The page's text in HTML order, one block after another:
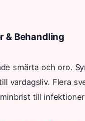
& Behandling
smärta och oro.
vardagsliv. Flera
till